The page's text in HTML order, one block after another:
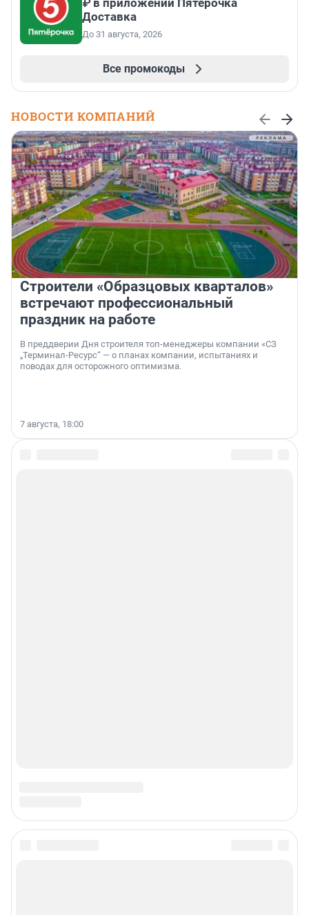
Доставка
До 31 августа, 2026
Все промокоды
НОВОСТИ КОМПАНИЙ
Строители «Образцовых кварталов»
встречают профессиональный
праздник на работе
В преддверии Дня строителя топ-менеджеры компании «СЗ
„Терминал-Ресурс“ — о планах компании, испытаниях и
поводах для осторожного оптимизма.
7 августа, 18:00